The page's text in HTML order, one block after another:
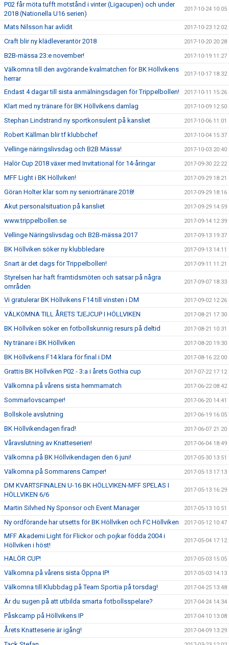
P02 får möta tufft motstånd i vinter (Ligacupen) och under
2018 (Nationella U16 serien)
2017-10-24 10:05
Mats Nilsson har avlidit 2017-10-23 12:02
Craft blir ny klädleverantör 2018 2017-10-20 20:28
B2B-mässa 23:e november! 2017-10-19 11:27
Välkomna till den avgörande kvalmatchen för BK Höllvikens
herrar
2017-10-17 18:32
Endast 4 dagar till sista anmälningsdagen för Trippelbollen! 2017-10-11 15:26
Klart med ny tränare för BK Höllvikens damlag 2017-10-09 12:50
Stephan Lindstrand ny sportkonsulent på kansliet 2017-10-06 11:01
Robert Källman blir tf klubbchef 2017-10-04 15:37
Vellinge näringslivsdag och B2B Mässa! 2017-10-03 20:40
Halör Cup 2018 växer med Invitational för 14-åringar 2017-09-30 22:22
MFF Light i BK Höllviken! 2017-09-29 18:21
Göran Holter klar som ny seniortränare 2018! 2017-09-29 18:16
Akut personalsituation på kansliet 2017-09-29 14:59
www.trippelbollen.se 2017-09-14 12:39
Vellinge Näringslivsdag och B2B-mässa 2017 2017-09-13 19:37
BK Höllviken söker ny klubbledare 2017-09-13 14:11
Snart är det dags för Trippelbollen! 2017-09-11 11:21
Styrelsen har haft framtidsmöten och satsar på några
områden
2017-09-07 18:33
Vi gratulerar BK Höllvikens F14 till vinsten i DM 2017-09-02 12:26
VÄLKOMNA TILL ÅRETS TJEJCUP I HÖLLVIKEN 2017-08-21 17:30
BK Höllviken söker en fotbollskunnig resurs på deltid 2017-08-21 10:31
Ny tränare i BK Höllviken 2017-08-20 19:30
BK Höllvikens F14 klara för final i DM 2017-08-16 22:00
Grattis BK Höllviken P02 - 3:a i årets Gothia cup 2017-07-22 17:12
Välkomna på vårens sista hemmamatch 2017-06-22 08:42
Sommarlovscamper! 2017-06-20 14:41
Bollskole avslutning 2017-06-19 16:05
BK Höllvikendagen firad! 2017-06-07 21:20
Våravslutning av Knatteserien! 2017-06-04 18:49
Välkomna på BK Höllvikendagen den 6 juni! 2017-05-30 13:51
Välkomna på Sommarens Camper! 2017-05-13 17:13
DM KVARTSFINALEN U-16 BK HÖLLVIKEN-MFF SPELAS I
HÖLLVIKEN 6/6
2017-05-13 16:29
Martin Silvhed Ny Sponsor och Event Manager 2017-05-13 10:51
Ny ordförande har utsetts för BK Höllviken och FC Höllviken 2017-05-12 10:47
MFF Akademi Light för Flickor och pojkar födda 2004 i
Höllviken i höst!
2017-05-04 17:12
HALÖR CUP! 2017-05-03 15:05
Välkomna på vårens sista Öppna IP! 2017-05-03 14:13
Välkomna till Klubbdag på Team Sportia på torsdag! 2017-04-25 13:48
Är du sugen på att utbilda smarta fotbollsspelare? 2017-04-24 14:34
Påskcamp på Höllvikens IP 2017-04-10 13:08
Årets Knatteserie är igång! 2017-04-09 13:29